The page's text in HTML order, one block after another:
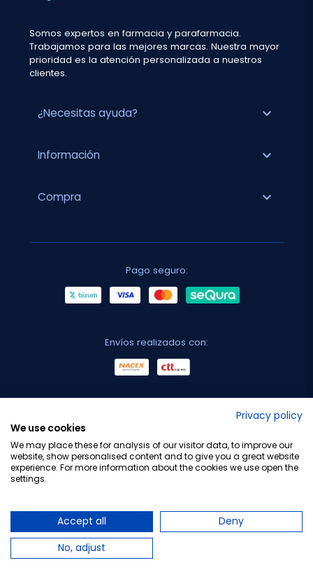
Somos expertos en farmacia y parafarmacia.
Trabajamos para las mejores marcas. Nuestra mayor
prioridad es la atención personalizada a nuestros
clientes.
¿Necesitas ayuda? expand_more
Información expand_more
Compra expand_more
Pago seguro:
Envíos realizados con:
Privacy policy
We use cookies
We may place these for analysis of our visitor data, to improve our
website, show personalised content and to give you a great website
experience. For more information about the cookies we use open the
settings.
Accept all
Deny
No, adjust